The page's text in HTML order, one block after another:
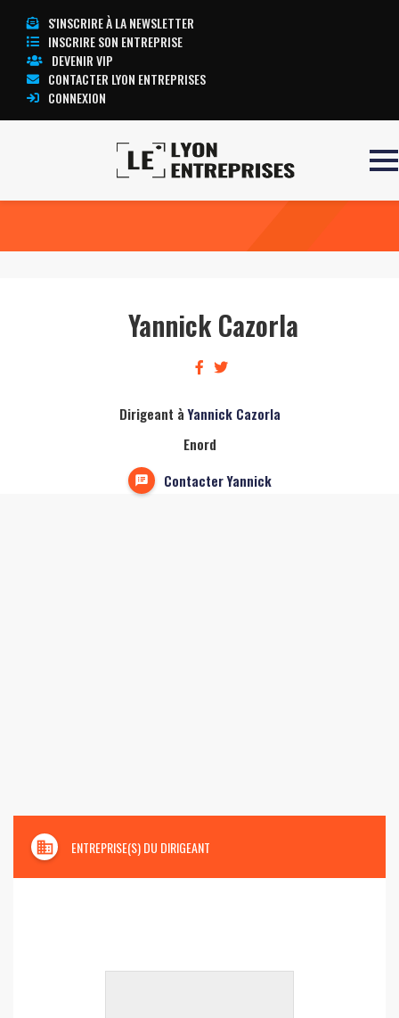
S'INSCRIRE À LA NEWSLETTER
INSCRIRE SON ENTREPRISE
DEVENIR VIP
CONTACTER LYON ENTREPRISES
CONNEXION
Yannick Cazorla
Dirigeant àYannick Cazorla
Enord
Contacter Yannick
domain ENTREPRISE(S) DU DIRIGEANT